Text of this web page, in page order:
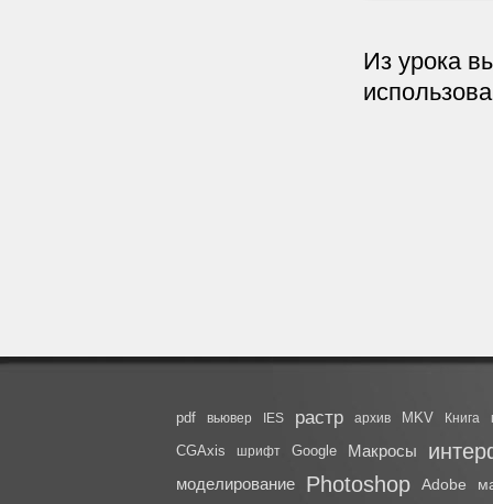
Из урока
pdf вьювер IES растр архив MKV Книга
CGAxis шрифт Google Макросы
моделирование Photoshop Adobe